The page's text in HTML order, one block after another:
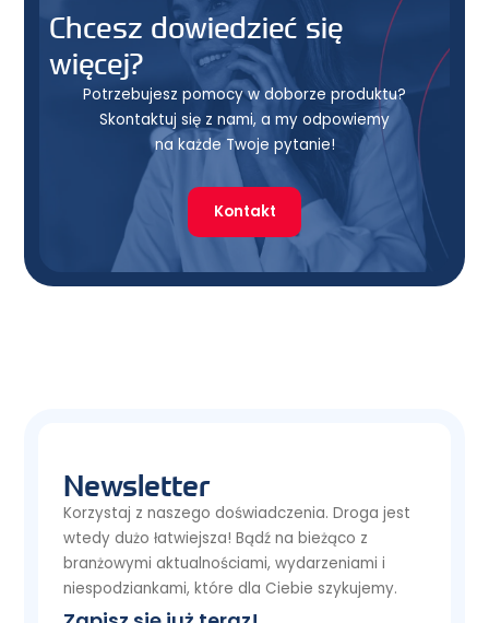
Chcesz dowiedzieć się
więcej?
Potrzebujesz pomocy w doborze produktu?
Skontaktuj się z nami, a my odpowiemy
na każde Twoje pytanie!
Kontakt
Newsletter
Korzystaj z naszego doświadczenia. Droga jest
wtedy dużo łatwiejsza! Bądź na bieżąco z
branżowymi aktualnościami, wydarzeniami i
niespodziankami, które dla Ciebie szykujemy.